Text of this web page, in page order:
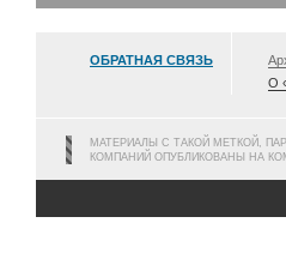
ОБРАТНАЯ СВЯЗЬ
О
МАТЕРИАЛЫ С ТАКОЙ МЕТКОЙ,
КОМПАНИЙ ОПУБЛИКОВАНЫ НА